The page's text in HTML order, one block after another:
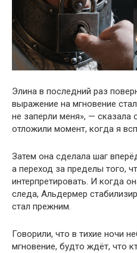
Элина в последний раз
выражение на мгновение
не заперли меня», — сказала
отложили момент, когда я
Затем она сделала шаг
а переход за пределы того,
интерпретировать. И когда
следа, Альдермер
стал прежним.
Говорили, что в тихие ночи
мгновение, будто ждёт, что